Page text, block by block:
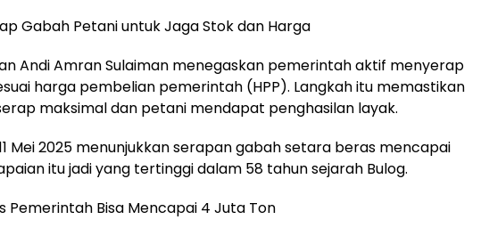
Gabah Petani untuk Jaga Stok dan Harga
Andi Amran Sulaiman menegaskan pemerintah aktif menyerap
harga pembelian pemerintah (HPP). Langkah itu memastikan
maksimal dan petani mendapat penghasilan layak.
Mei 2025 menunjukkan serapan gabah setara beras mencapai
itu jadi yang tertinggi dalam 58 tahun sejarah Bulog.
Pemerintah Bisa Mencapai 4 Juta Ton